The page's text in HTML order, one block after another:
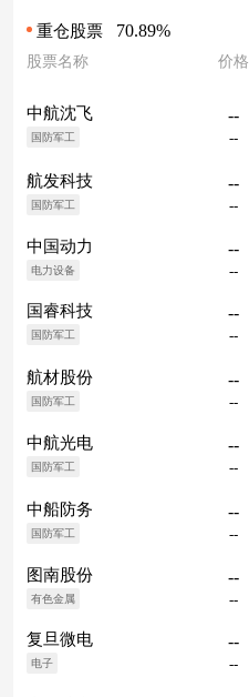
重仓股票 70.89%
股票名称
价格
中航沈飞
国防军工
--
--
航发科技
国防军工
--
--
中国动力
电力设备
--
--
国睿科技
国防军工
--
--
航材股份
国防军工
--
--
中航光电
国防军工
--
--
中船防务
国防军工
--
--
图南股份
有色金属
--
--
复旦微电
电子
--
--